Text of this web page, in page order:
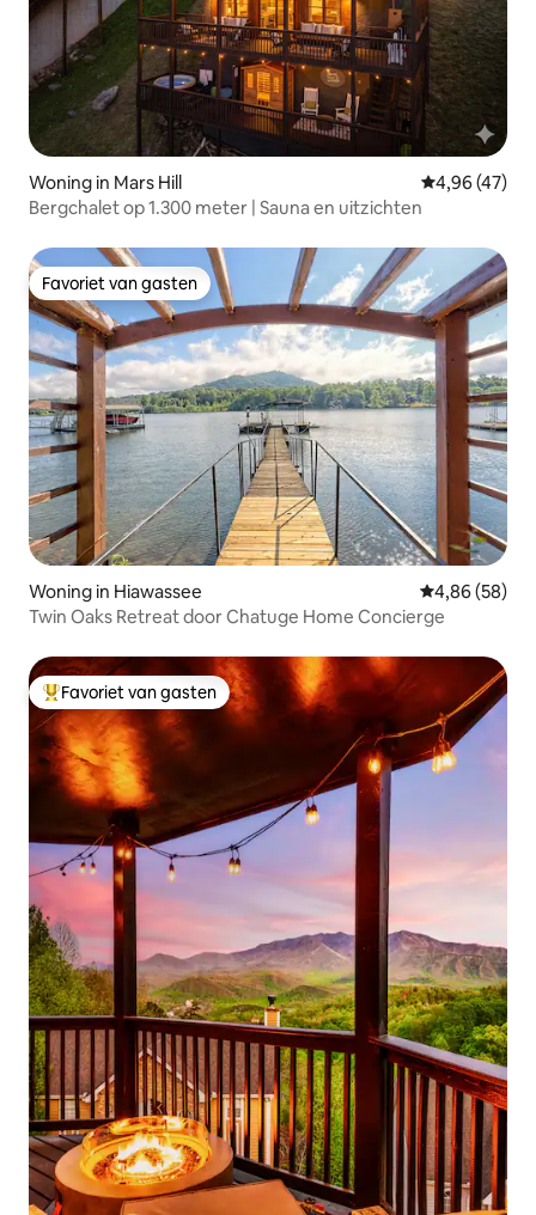
Woning in Mars Hill Gemiddelde
4,96 (47)
Bergchalet op 1.300 meter | Sauna en uitzichten
Favoriet van gasten
Favoriet van gasten
Woning in Hiawassee Gemiddelde
4,86 (58)
Twin Oaks Retreat door Chatuge Home Concierge
Topfavoriet van gasten
Favoriet van gasten